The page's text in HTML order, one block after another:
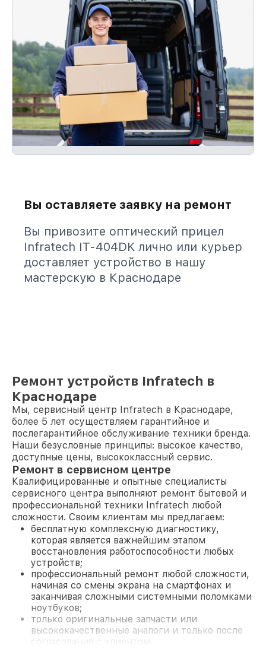
Вы оставляете заявку на ремонт
Вы привозите оптический прицел
Infratech IT-404DK лично или курьер
доставляет устройство в нашу
мастерскую в Краснодаре
Ремонт устройств Infratech в
Краснодаре
Мы, сервисный центр Infratech в Краснодаре,
более 5 лет осуществляем гарантийное и
послегарантийное обслуживание техники бренда.
Наши безусловные принципы: высокое качество,
доступные цены, высококлассный сервис.
Ремонт в сервисном центре
Квалифицированные и опытные специалисты
сервисного центра выполняют ремонт бытовой и
профессиональной техники Infratech любой
сложности. Своим клиентам мы предлагаем:
бесплатную комплексную диагностику,
которая является важнейшим этапом
восстановления работоспособности любых
устройств;
профессиональный ремонт любой сложности,
начиная со смены экрана на смартфонах и
заканчивая сложными системными поломками
ноутбуков;
только оригинальные запчасти или
высококачественные аналоги и только после
согласования с клиентом.